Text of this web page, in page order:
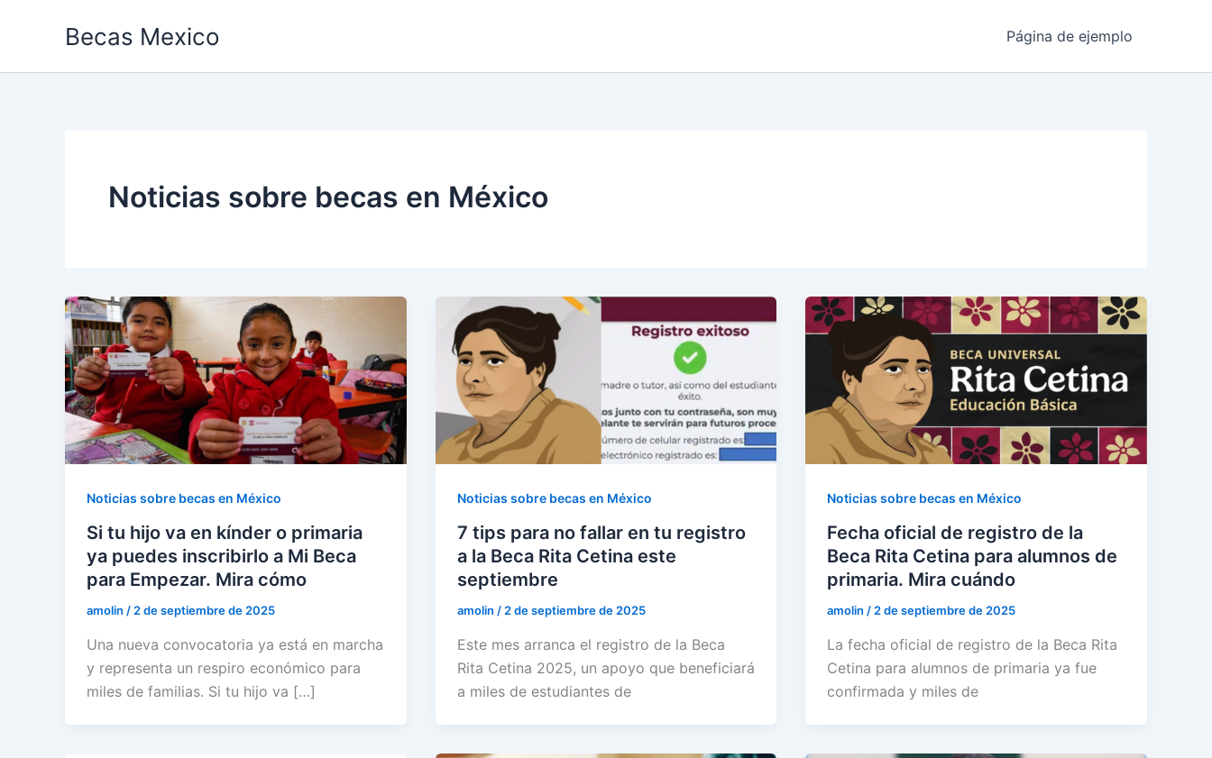
Becas Mexico Página de ejemplo
Noticias sobre becas en México
Noticias sobre becas en México
Si tu hijo va en kínder o primaria
ya puedes inscribirlo a Mi Beca
para Empezar. Mira cómo
amolin / 2 de septiembre de 2025
Una nueva convocatoria ya está en marcha
y representa un respiro económico para
miles de familias. Si tu hijo va […]
Noticias sobre becas en México
7 tips para no fallar en tu registro
a la Beca Rita Cetina este
septiembre
amolin / 2 de septiembre de 2025
Este mes arranca el registro de la Beca
Rita Cetina 2025, un apoyo que beneficiará
a miles de estudiantes de
Noticias sobre becas en México
Fecha oficial de registro de la
Beca Rita Cetina para alumnos de
primaria. Mira cuándo
amolin / 2 de septiembre de 2025
La fecha oficial de registro de la Beca Rita
Cetina para alumnos de primaria ya fue
confirmada y miles de